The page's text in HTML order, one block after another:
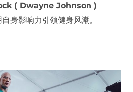
( Dwayne Johnson )
身影响力引领健身风潮。